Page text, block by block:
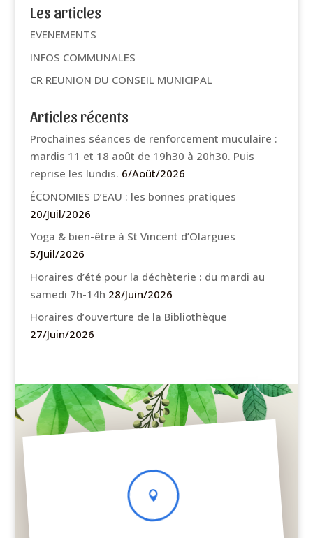
Les articles
EVENEMENTS
INFOS COMMUNALES
CR REUNION DU CONSEIL MUNICIPAL
Articles récents
Prochaines séances de renforcement muculaire :
mardis 11 et 18 août de 19h30 à 20h30. Puis
reprise les lundis. 6/Août/2026
ÉCONOMIES D’EAU : les bonnes pratiques
20/Juil/2026
Yoga & bien-être à St Vincent d’Olargues
5/Juil/2026
Horaires d’été pour la déchèterie : du mardi au
samedi 7h-14h 28/Juin/2026
Horaires d’ouverture de la Bibliothèque
27/Juin/2026
